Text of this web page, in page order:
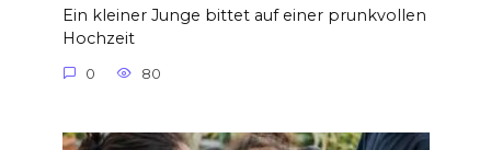
Ein kleiner Junge bittet auf einer prunkvollen
Hochzeit
0 80